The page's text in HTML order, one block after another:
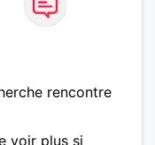
rencontre
voir plus si